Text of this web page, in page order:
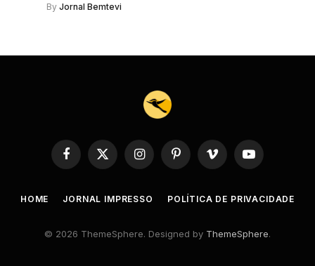
By Jornal Bemtevi
Facebook
X
InstagramPinterestVimeo YouTube
HOME JORNAL IMPRESSO POLÍTICA DE PRIVACIDADE
© 2026 ThemeSphere. Designed by ThemeSphere.